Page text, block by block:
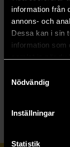
information från
annons- och
Dessa kan i sin
information som
Nödvändig
Inställningar
Statistik
Yuri